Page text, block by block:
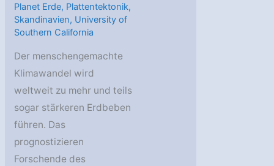
Planet Erde, Plattentektonik,
Skandinavien, University of
Southern California
Der menschengemachte
Klimawandel wird
weltweit zu mehr und teils
sogar stärkeren Erdbeben
führen. Das
prognostizieren
Forschende des